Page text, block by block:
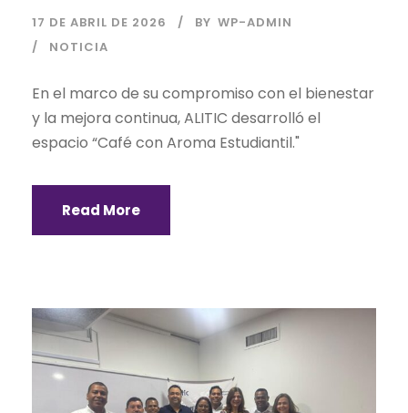
17 DE ABRIL DE 2026 BY WP-ADMIN
NOTICIA
En el marco de su compromiso con el bienestar
y la mejora continua, ALITIC desarrolló el
espacio “Café con Aroma Estudiantil."
Read More